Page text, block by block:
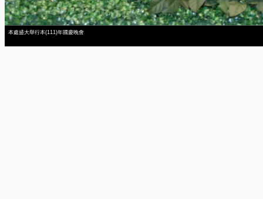
本處盛大舉行本(111)年國慶晚會